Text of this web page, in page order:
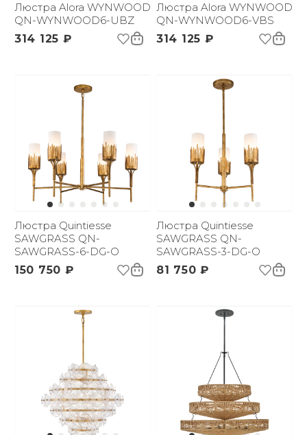
Люстра Alora WYNWOOD
QN-WYNWOOD6-UBZ
314 125 ₽
Люстра Alora WYNWOOD
QN-WYNWOOD6-VBS
314 125 ₽
Люстра Quintiesse
SAWGRASS QN-
SAWGRASS-6-DG-O
150 750 ₽
Люстра Quintiesse
SAWGRASS QN-
SAWGRASS-3-DG-O
81 750 ₽